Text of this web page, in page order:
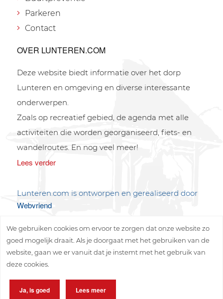
Parkeren
Contact
OVER LUNTEREN.COM
Deze website biedt informatie over het dorp
Lunteren en omgeving en diverse interessante
onderwerpen.
Zoals op recreatief gebied, de agenda met alle
activiteiten die worden georganiseerd, fiets- en
wandelroutes. En nog veel meer!
Lees verder
Lunteren.com is ontworpen en gerealiseerd door
Webvriend
We gebruiken cookies om ervoor te zorgen dat onze website zo
goed mogelijk draait. Als je doorgaat met het gebruiken van de
website, gaan we er vanuit dat je instemt met het gebruik van
deze cookies.
Ja, is goed Lees meer